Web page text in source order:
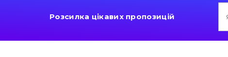
Розсилка цікавих пропозицій